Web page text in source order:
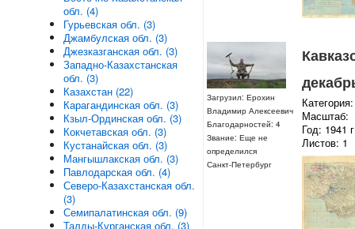
Загрузил: Ерохин
Владимир Алексеевич
Благодарностей: 4
Звание: Еще не
определился
Санкт-Петербург
Масштаб:
Год: 1941 г
Листов: 1
обл. (4)
Гурьевская обл. (3)
Джамбулская обл. (3)
Джезказганская обл. (3)
Западно-Казахстанская
обл. (3)
Казахстан (22)
Карагандинская обл. (3)
Кзыл-Ординская обл. (3)
Кокчетавская обл. (3)
Кустанайская обл. (3)
Мангышлакская обл. (3)
Павлодарская обл. (4)
Северо-Казахстанская обл.
(3)
Семипалатинская обл. (9)
Талды-Курганская обл. (3)